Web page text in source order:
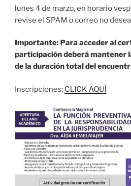
lunes 4 de marzo, en horario
revise el SPAM o correo no
Importante: Para acceder al
participación deberá mantener
de la duración total del
Inscripciones: CLICK AQUÍ